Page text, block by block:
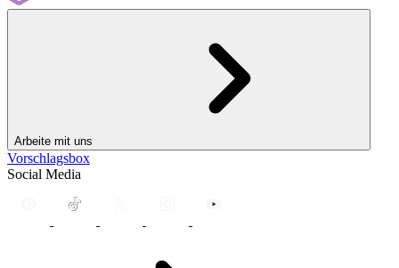
Arbeite mit uns
Vorschlagsbox
Social Media